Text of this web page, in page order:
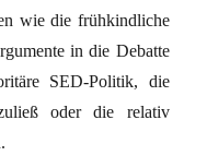
wie die frühkindliche
in die Debatte
SED-Politik, die
oder die relativ